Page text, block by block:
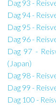
Dag 93 -
Dag 94 -
Dag 95 -
Dag 96 -
Dag 97 -
(Japan)
Dag 98 -
Dag 99 -
Dag 100 -